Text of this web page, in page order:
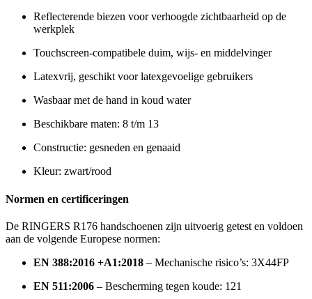
Reflecterende biezen voor verhoogde zichtbaarheid op de
werkplek
Touchscreen-compatibele duim, wijs- en middelvinger
Latexvrij, geschikt voor latexgevoelige gebruikers
Wasbaar met de hand in koud water
Beschikbare maten: 8 t/m 13
Constructie: gesneden en genaaid
Kleur: zwart/rood
Normen en certificeringen
De RINGERS R176 handschoenen zijn uitvoerig getest en voldoen
aan de volgende Europese normen:
EN 388:2016 +A1:2018 – Mechanische risico’s: 3X44FP
EN 511:2006 – Bescherming tegen koude: 121